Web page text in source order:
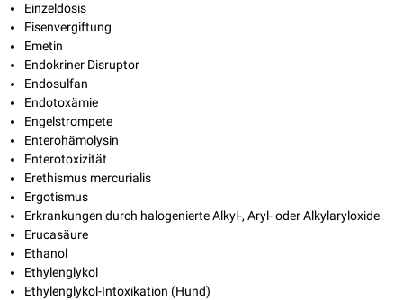
Einzeldosis
Eisenvergiftung
Emetin
Endokriner Disruptor
Endosulfan
Endotoxämie
Engelstrompete
Enterohämolysin
Enterotoxizität
Erethismus mercurialis
Ergotismus
Erkrankungen durch halogenierte Alkyl-, Aryl- oder Alkylaryloxide
Erucasäure
Ethanol
Ethylenglykol
Ethylenglykol-Intoxikation (Hund)